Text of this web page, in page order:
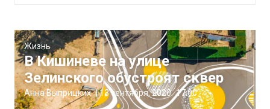
Жизнь
В Кишиневе на улице
Зелинского обустроят сквер
Анна Выприцких |13 сентября, 2020 17:00